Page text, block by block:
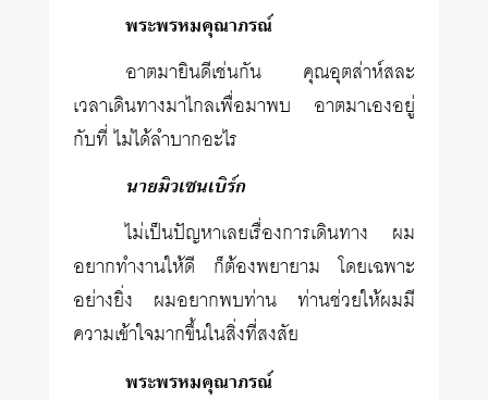
พระพรหมคุณาภรณ์
อาตมายินดีเช่นกัน คุณอุตส่าห์สละ
เวลาเดินทางมาไกลเพื่อมาพบ อาตมาเองอยู่
กับที่ ไม่ได้ลำบากอะไร
นายมิวเซนเบิร์ก
ไม่เป็นปัญหาเลยเรื่องการเดินทาง ผม
อยากทำงานให้ดี ก็ต้องพยายาม โดยเฉพาะ
อย่างยิ่ง ผมอยากพบท่าน ท่านช่วยให้ผมมี
ความเข้าใจมากขึ้นในสิ่งที่สงสัย
พระพรหมคุณาภรณ์